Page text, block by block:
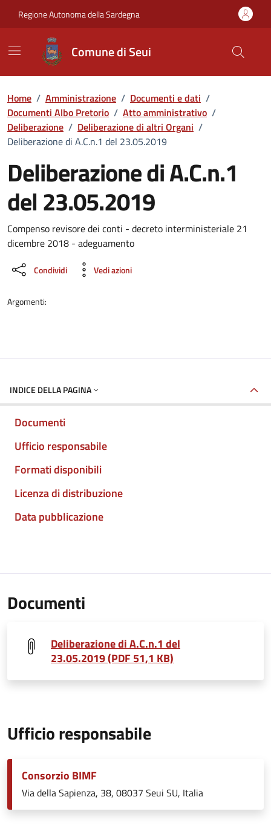
Regione Autonoma della Sardegna
Comune di Seui
Home / Amministrazione / Documenti e dati /
Documenti Albo Pretorio / Atto amministrativo /
Deliberazione / Deliberazione di altri Organi /
Deliberazione di A.C.n.1 del 23.05.2019
Deliberazione di A.C.n.1
del 23.05.2019
Dettaglio del documento
Compenso revisore dei conti - decreto interministeriale 21
dicembre 2018 - adeguamento
Condividi Vedi azioni
Argomenti:
INDICE DELLA PAGINA
Documenti
Ufficio responsabile
Formati disponibili
Licenza di distribuzione
Data pubblicazione
Documenti
Deliberazione di A.C.n.1 del
23.05.2019 (PDF 51,1 KB)
Ufficio responsabile
Consorzio BIMF
Via della Sapienza, 38, 08037 Seui SU, Italia